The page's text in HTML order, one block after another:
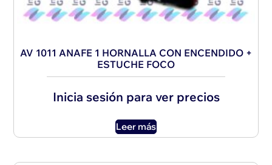
AV 1011 ANAFE 1 HORNALLA CON ENCENDIDO +
ESTUCHE FOCO
Inicia sesión para ver precios
Leer más